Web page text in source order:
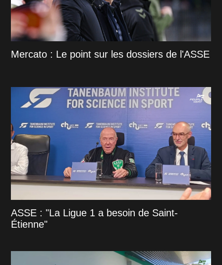
Mercato : Le point sur les dossiers de l'ASSE
ASSE : "La Ligue 1 a besoin de Saint-
Étienne"